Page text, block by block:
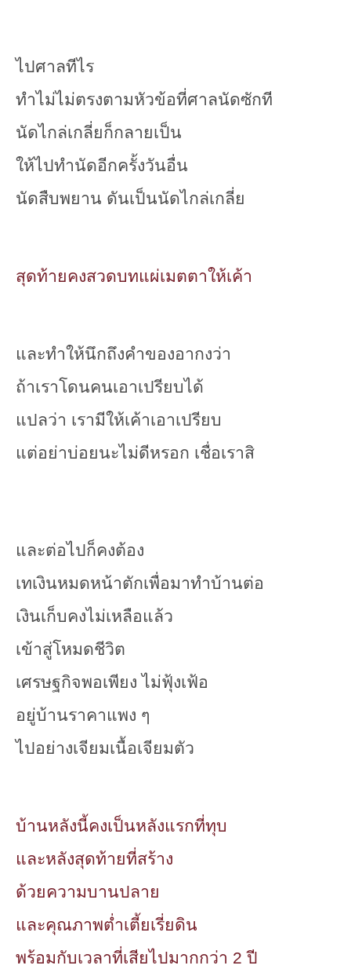
ไปศาลทีไร
ทำไม่ไม่ตรงตามหัวข้อที่ศาลนัดซักที
นัดไกล่เกลี่ยก็กลายเป็น
ให้ไปทำนัดอีกครั้งวันอื่น
นัดสืบพยาน ดันเป็นนัดไกล่เกลี่ย
สุดท้ายคงสวดบทแผ่เมตตาให้เค้า
และทำให้นึกถึงคำของอากงว่า
ถ้าเราโดนคนเอาเปรียบได้
แปลว่า เรามีให้เค้าเอาเปรียบ
แต่อย่าบ่อยนะไม่ดีหรอก เชื่อเราสิ
และต่อไปก็คงต้อง
เทเงินหมดหน้าตักเพื่อมาทำบ้านต่อ
เงินเก็บคงไม่เหลือแล้ว
เข้าสู่โหมดชีวิต
เศรษฐกิจพอเพียง ไม่ฟุ้งเฟ้อ
อยู่บ้านราคาแพง ๆ
ไปอย่างเจียมเนื้อเจียมตัว
บ้านหลังนี้คงเป็นหลังแรกที่ทุบ
และหลังสุดท้ายที่สร้าง
ด้วยความบานปลาย
และคุณภาพต่ำเตี้ยเรี่ยดิน
พร้อมกับเวลาที่เสียไปมากกว่า 2 ปี